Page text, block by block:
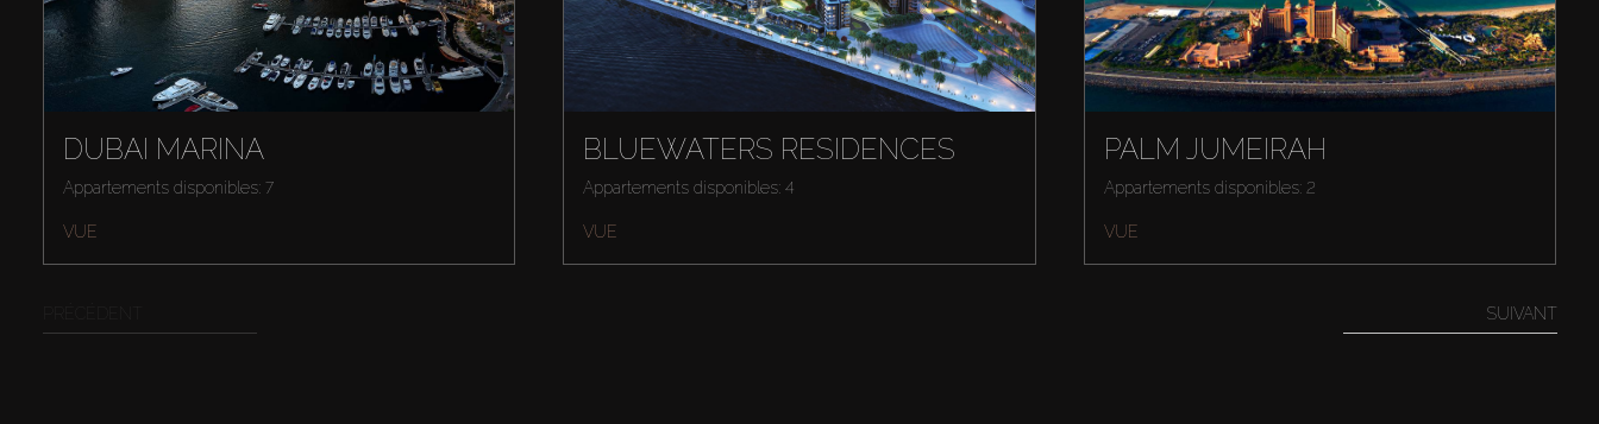
DUBAI MARINA
Appartements disponibles: 7
VUE
BLUEWATERS RESIDENCES
Appartements disponibles: 4
VUE
PALM JUMEIRAH
Appartements disponibles: 2
VUE
SUIVANT